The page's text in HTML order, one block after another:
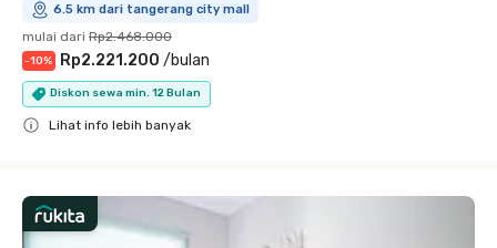
6.5 km dari tangerang city mall
mulai dari Rp2.468.000
-10% Rp2.221.200 /bulan
Diskon sewa min. 12 Bulan
Lihat info lebih banyak